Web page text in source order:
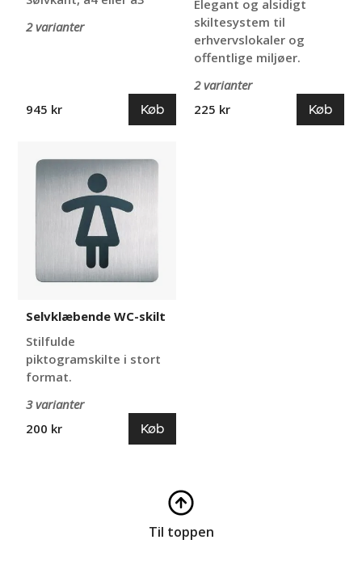
2 varianter
945 kr Køb
Elegant og alsidigt
skiltesystem til
erhvervslokaler og
offentlige miljøer.
2 varianter
225 kr
Køb
WC-
skilt
Selvklæbende WC-skilt
Stilfulde
piktogramskilte i stort
format.
3 varianter
200 kr
Køb
Til toppen